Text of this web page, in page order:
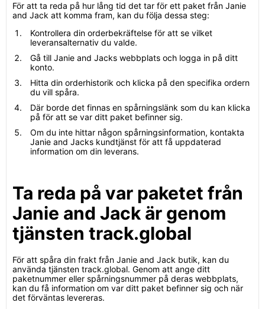
För att ta reda på hur lång tid det tar för ett paket från Janie
and Jack att komma fram, kan du följa dessa steg:
Kontrollera din orderbekräftelse för att se vilket
leveransalternativ du valde.
Gå till Janie and Jacks webbplats och logga in på ditt
konto.
Hitta din orderhistorik och klicka på den specifika ordern
du vill spåra.
Där borde det finnas en spårningslänk som du kan klicka
på för att se var ditt paket befinner sig.
Om du inte hittar någon spårningsinformation, kontakta
Janie and Jacks kundtjänst för att få uppdaterad
information om din leverans.
Ta reda på var paketet från
Janie and Jack är genom
tjänsten track.global
För att spåra din frakt från Janie and Jack butik, kan du
använda tjänsten track.global. Genom att ange ditt
paketnummer eller spårningsnummer på deras webbplats,
kan du få information om var ditt paket befinner sig och när
det förväntas levereras.